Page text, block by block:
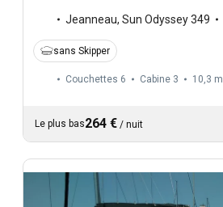
Jeanneau, Sun Odyssey 349
sans Skipper
Couchettes 6 Cabine 3 10,3 m
Le plus bas264 € / nuit